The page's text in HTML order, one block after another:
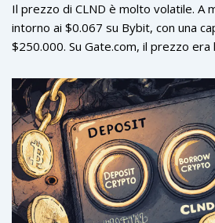
competere con loro. Cerca di
diverso: chi vuole usare Bitcoin come
senza rinunciare alla sua sicurezza.
Il prezzo di CLND è molto volatile. A
intorno ai $0.067 su Bybit, con una
$250.000. Su Gate.com, il prezzo
migliaia di dollari al giorno - il che
prezzo oscilli con pochi ordini. Non è
BTC o ETH. Se vuoi comprarlo, devi
difficoltà a entrare o uscire da grandi